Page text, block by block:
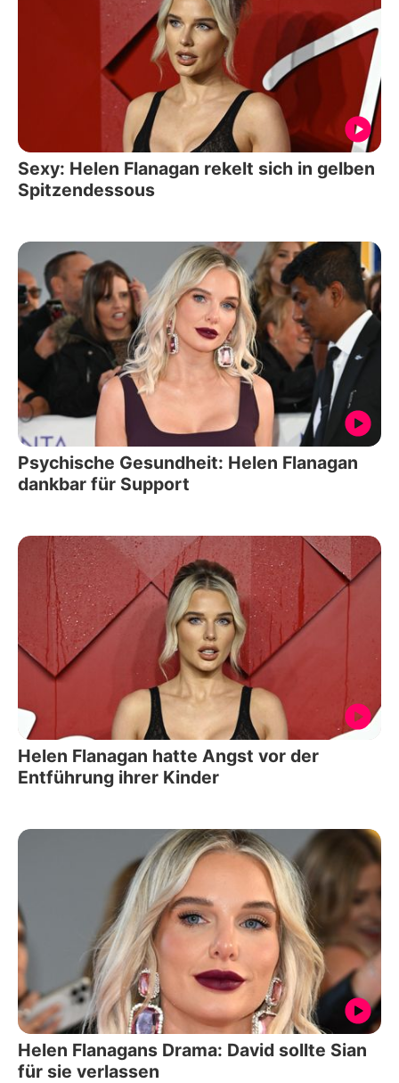
Sexy: Helen Flanagan rekelt sich in gelben
Spitzendessous
Psychische Gesundheit: Helen Flanagan
dankbar für Support
Helen Flanagan hatte Angst vor der
Entführung ihrer Kinder
Helen Flanagans Drama: David sollte Sian
für sie verlassen